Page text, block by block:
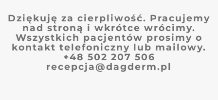
Dziękuję za cierpliwość. Pracujemy
nad stroną i wkrótce wrócimy.
Wszystkich pacjentów prosimy o
kontakt telefoniczny lub mailowy.
+48 502 207 506
recepcja@dagderm.pl